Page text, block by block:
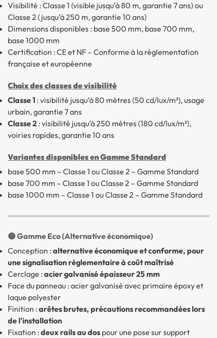
Visibilité : Classe 1 (visible jusqu’à 80 m, garantie 7 ans) ou
Classe 2 (jusqu’à 250 m, garantie 10 ans)
Dimensions disponibles : base 500 mm, base 700 mm,
base 1000 mm
Certification : CE et NF – Conforme à la réglementation
française et européenne
Choix des classes de visibilité
Classe 1 : visibilité jusqu’à 80 mètres (50 cd/lux/m²), usage
urbain, garantie 7 ans
Classe 2 : visibilité jusqu’à 250 mètres (180 cd/lux/m²),
voiries rapides, garantie 10 ans
Variantes disponibles en Gamme Standard
base 500 mm – Classe 1 ou Classe 2 – Gamme Standard
base 700 mm – Classe 1 ou Classe 2 – Gamme Standard
base 1000 mm – Classe 1 ou Classe 2 – Gamme Standard
🟡 Gamme Eco (Alternative économique)
Conception : alternative économique et conforme, pour
une signalisation réglementaire à coût maîtrisé
Cerclage : acier galvanisé épaisseur 25 mm
Face du panneau : acier galvanisé avec primaire époxy et
laque polyester
Finition : arêtes brutes, précautions recommandées lors
de l'installation
Fixation : deux rails au dos pour une pose sur support